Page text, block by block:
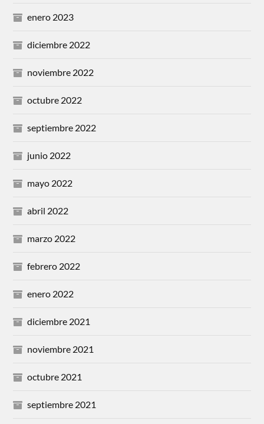
enero 2023
diciembre 2022
noviembre 2022
octubre 2022
septiembre 2022
junio 2022
mayo 2022
abril 2022
marzo 2022
febrero 2022
enero 2022
diciembre 2021
noviembre 2021
octubre 2021
septiembre 2021